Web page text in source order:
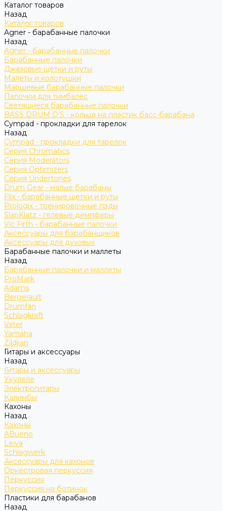
Каталог товаров
Назад
Каталог товаров
Agner - барабанные палочки
Назад
Agner - барабанные палочки
Барабанные палочки
Джазовые щетки и руты
Малеты и колотушки
Маршевые барабанные палочки
Палочки для тимбалес
Светящиеся барабанные палочки
BASS DRUM O’S - кольца на пластик басс-барабана
Cympad - прокладки для тарелок
Назад
Cympad - прокладки для тарелок
Серия Chromatics
Серия Moderators
Серия Optimizers
Серия Undertones
Drum Gear - малые барабаны
Flix - барабанные щетки и руты
Prologix - тренировочные пэды
SlapKlatz - гелевые демпферы
Vic Firth - барабанные палочки
Аксессуары для барабанщиков
Аксессуары для духовых
Барабанные палочки и маллеты
Назад
Барабанные палочки и маллеты
ProMark
Adams
Bergerault
Drumfan
Schlagkraft
Vater
Yamaha
Zildjian
Гитары и аксессуары
Назад
Гитары и аксессуары
Укулеле
Электрогитары
Калимбы
Кахоны
Назад
Кахоны
ABueno
Leiva
Schlagwerk
Аксессуары для кахонов
Оркестровая перкуссия
Перкуссия
Перкуссия на ботинок
Пластики для барабанов
Назад